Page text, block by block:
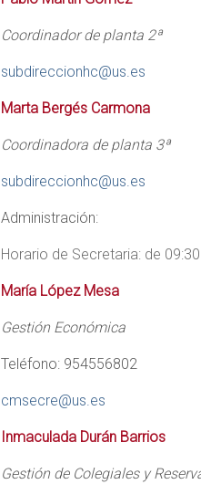
Coordinador de planta 2ª
subdireccionhc@us.es
Marta Bergés Carmona
Coordinadora de planta 3ª
subdireccionhc@us.es
Administración:
Horario de Secretaria: de
María López Mesa
Gestión Económica
Teléfono: 954556802
cmsecre@us.es
Inmaculada Durán Barrios
Gestión de Colegiales y